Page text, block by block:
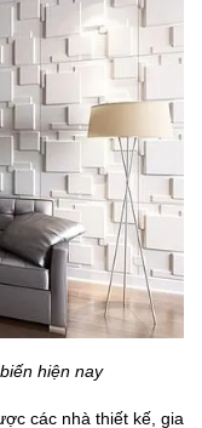
hiện nay
các nhà thiết kế, gia